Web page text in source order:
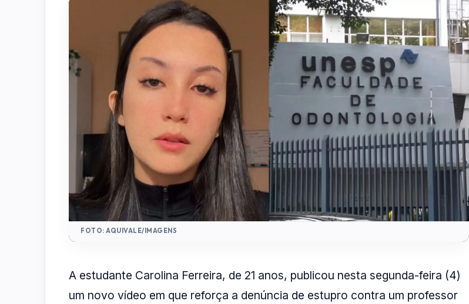
FOTO: AQUIVALE/IMAGENS
A estudante Carolina Ferreira, de 21 anos, publicou nesta segunda-feira (4)
um novo vídeo em que reforça a denúncia de estupro contra um professor